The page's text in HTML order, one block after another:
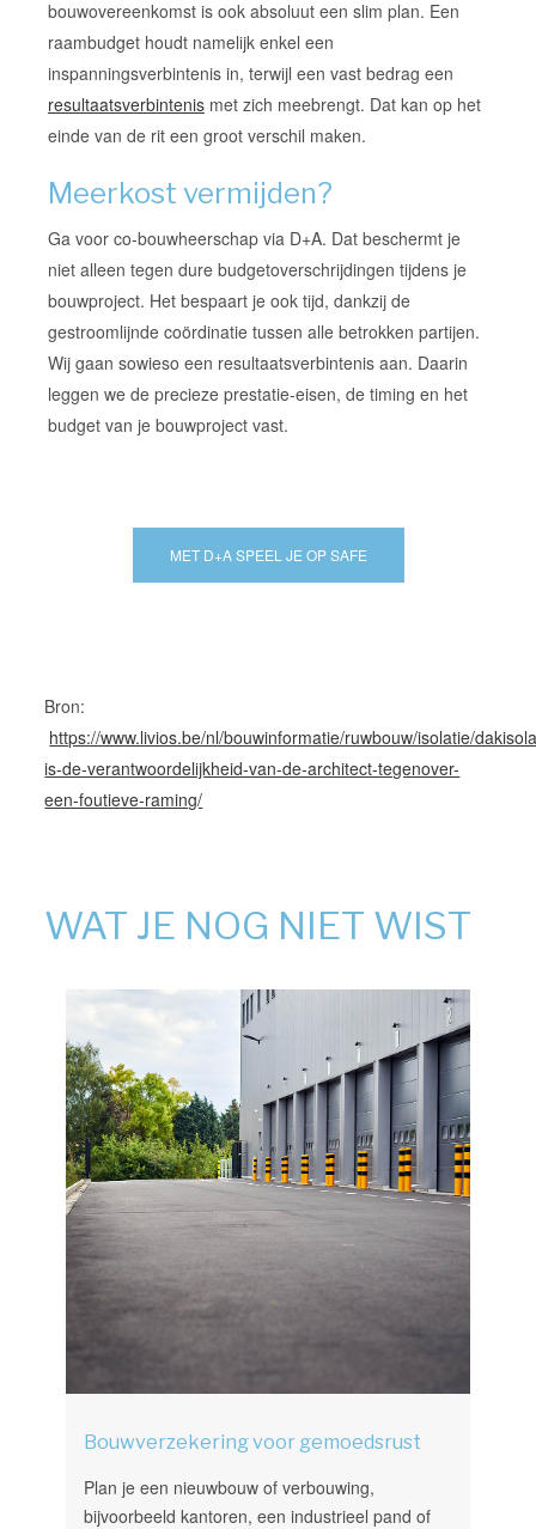
bouwovereenkomst is ook absoluut een slim plan. Een
raambudget houdt namelijk enkel een
inspanningsverbintenis in, terwijl een vast bedrag een
resultaatsverbintenismet zich meebrengt. Dat kan op het
einde van de rit een groot verschil maken.
Meerkost vermijden?
Ga voor co-bouwheerschap via D+A. Dat beschermt je
niet alleen tegen dure budgetoverschrijdingen tijdens je
bouwproject. Het bespaart je ook tijd, dankzij de
gestroomlijnde coördinatie tussen alle betrokken partijen.
Wij gaan sowieso een resultaatsverbintenis aan. Daarin
leggen we de precieze prestatie-eisen, de timing en het
budget van je bouwproject vast.
MET D+A SPEEL JE OP SAFE
Bron:
https://www.livios.be/nl/bouwinformatie/ruwbouw/isolatie/
is-de-verantwoordelijkheid-van-de-architect-tegenover-
een-foutieve-raming/
WAT JE NOG NIET WIST
Bouwverzekering voor gemoedsrust
Plan je een nieuwbouw of verbouwing,
bijvoorbeeld kantoren, een industrieel pand of